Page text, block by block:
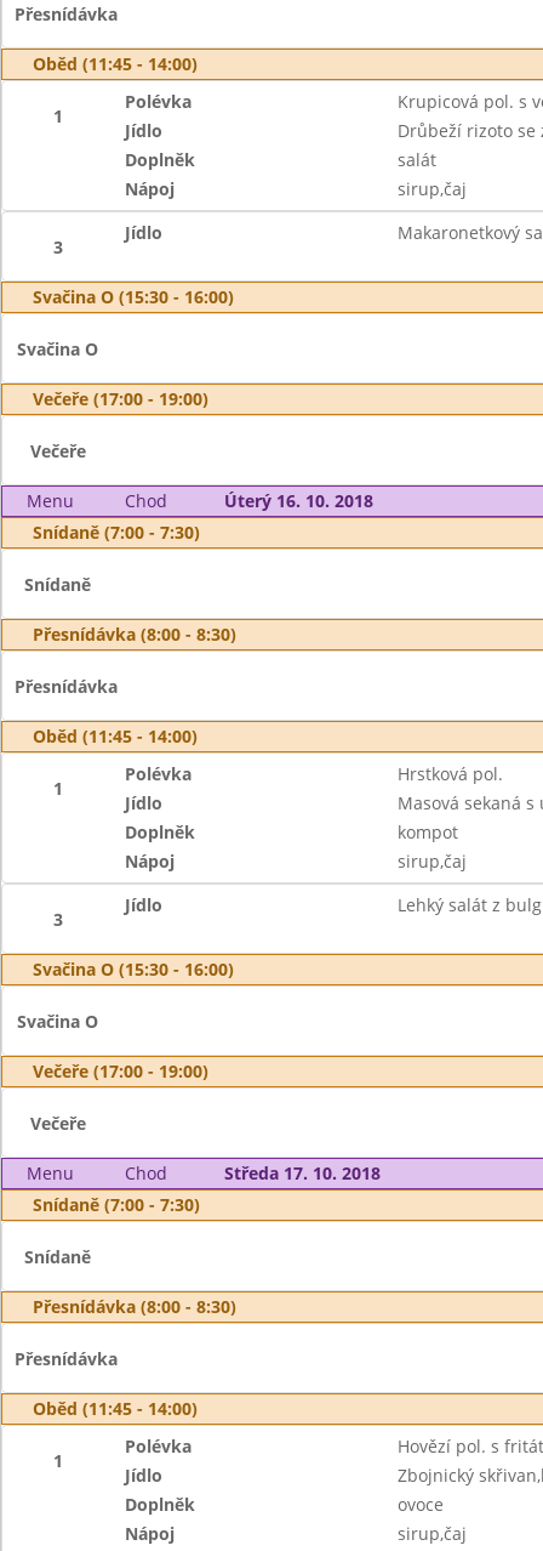
Přesnídávka
Oběd (11:45 - 14:00)
1
Polévka
Krupicová pol. s
Jídlo
Drůbeží rizoto se
Doplněk
salát
Nápoj
sirup,čaj
3
Jídlo Makaronetkový
Svačina O (15:30 - 16:00)
Svačina O
Večeře (17:00 - 19:00)
Večeře
Menu Chod
Úterý 16. 10. 2018
Snídaně (7:00 - 7:30)
Snídaně
Přesnídávka (8:00 - 8:30)
Přesnídávka
Oběd (11:45 - 14:00)
1
Polévka
Hrstková pol.
Jídlo
Masová sekaná
Doplněk
kompot
Nápoj
sirup,čaj
3
Jídlo Lehký salát z
Svačina O (15:30 - 16:00)
Svačina O
Večeře (17:00 - 19:00)
Večeře
Menu Chod
Středa 17. 10. 2018
Snídaně (7:00 - 7:30)
Snídaně
Přesnídávka (8:00 - 8:30)
Přesnídávka
Oběd (11:45 - 14:00)
1
Polévka
Hovězí pol. s
Jídlo
Zbojnický
Doplněk
ovoce
Nápoj
sirup,čaj